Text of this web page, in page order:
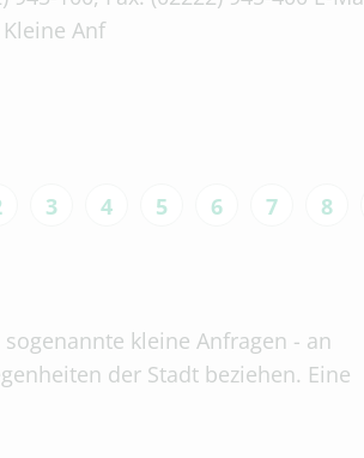
Anf
3 4 5 6 7 8
kleine Anfragen - an
der Stadt beziehen. Eine